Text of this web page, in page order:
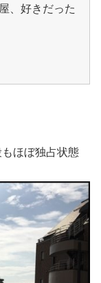
、好きだった
ほぼ独占状態